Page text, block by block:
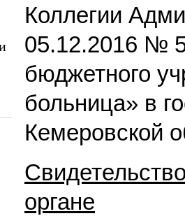
Коллегии
05.12.2016 №
бюджетного
больница» в
Кемеровской
органе